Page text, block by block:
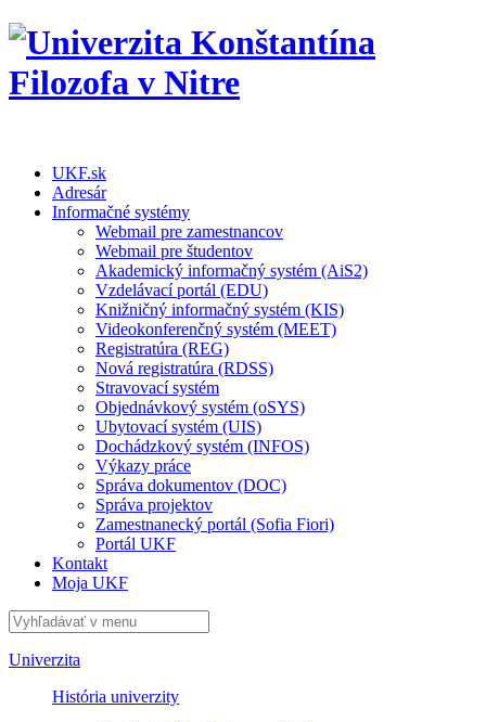
UKF.sk
Adresár
Informačné systémy
Webmail pre zamestnancov
Webmail pre študentov
Akademický informačný systém (AiS2)
Vzdelávací portál (EDU)
Knižničný informačný systém (KIS)
Videokonferenčný systém (MEET)
Registratúra (REG)
Nová registratúra (RDSS)
Stravovací systém
Objednávkový systém (oSYS)
Ubytovací systém (UIS)
Dochádzkový systém (INFOS)
Výkazy práce
Správa dokumentov (DOC)
Správa projektov
Zamestnanecký portál (Sofia Fiori)
Portál UKF
Kontakt
Moja UKF
Univerzita
História univerzity